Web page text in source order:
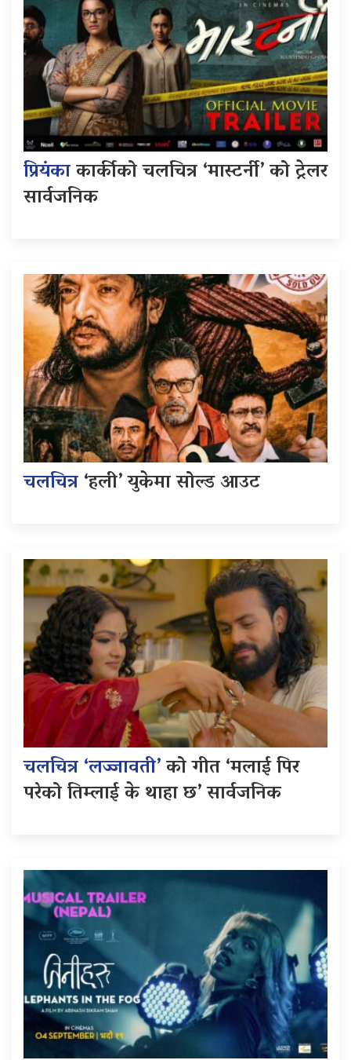
प्रियंकाकार्कीको चलचित्र ‘मास्टर्नी’ को ट्रेलर
सार्वजनिक
चलचित्र‘हली’ युकेमा सोल्ड आउट
चलचित्र ‘लज्जावती’को गीत ‘मलाई पिर
परेको तिम्लाई के थाहा छ’ सार्वजनिक